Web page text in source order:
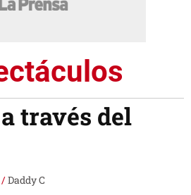
través del
/Daddy C